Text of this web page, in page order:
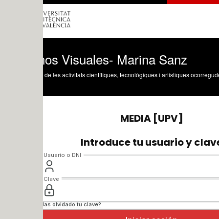
Visuales- Marina Sanz
les activitats científiques, tecnològiques i artístiques ocorregudes en els tres